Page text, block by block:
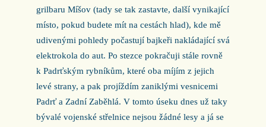
grilbaru Míšov (tady se tak zastavte, další vynikající
místo, pokud budete mít na cestách hlad), kde mě
udivenými pohledy počastují bajkeři nakládající svá
elektrokola do aut. Po stezce pokračuji stále rovně
k Padrťským rybníkům, které oba míjím z jejich
levé strany, a pak projíždím zaniklými vesnicemi
Padrť a Zadní Zaběhlá. V tomto úseku dnes už taky
bývalé vojenské střelnice nejsou žádné lesy a já se